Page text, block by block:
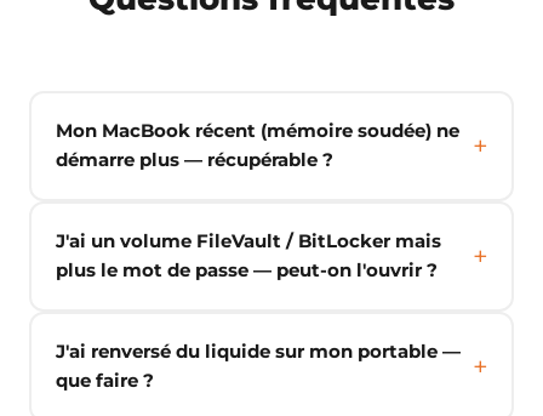
Mon MacBook récent (mémoire soudée) ne
démarre plus — récupérable ?
J'ai un volume FileVault / BitLocker mais
plus le mot de passe — peut-on l'ouvrir ?
J'ai renversé du liquide sur mon portable —
que faire ?